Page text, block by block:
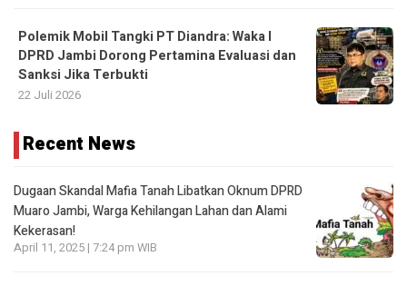
Polemik Mobil Tangki PT Diandra: Waka I
DPRD Jambi Dorong Pertamina Evaluasi dan
Sanksi Jika Terbukti
22 Juli 2026
Recent News
Dugaan Skandal Mafia Tanah Libatkan Oknum DPRD
Muaro Jambi, Warga Kehilangan Lahan dan Alami
Kekerasan!
April 11, 2025 | 7:24 pm WIB